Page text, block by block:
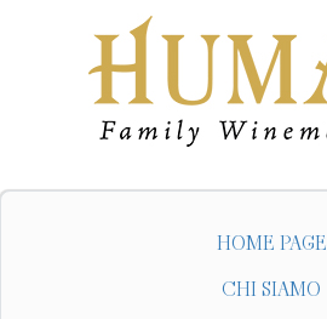
HOME PAGE
CHI SIAMO